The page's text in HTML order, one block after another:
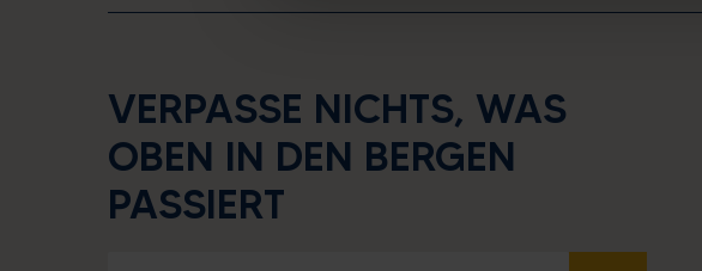
VERPASSE NICHTS, WAS
OBEN IN DEN BERGEN
PASSIERT